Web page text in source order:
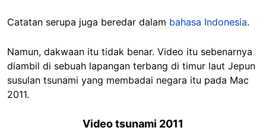
Catatan serupa juga beredar dalam bahasa Indonesia.
Namun, dakwaan itu tidak benar. Video itu sebenarnya
diambil di sebuah lapangan terbang di timur laut Jepun
susulan tsunami yang membadai negara itu pada Mac
2011.
Video tsunami 2011